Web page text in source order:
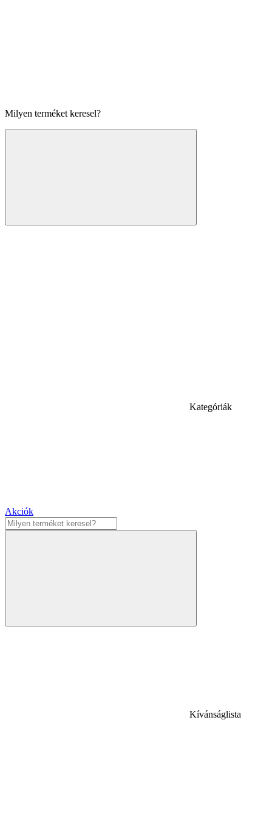
Milyen terméket keresel?
Kategóriák
Akciók
Kívánságlista